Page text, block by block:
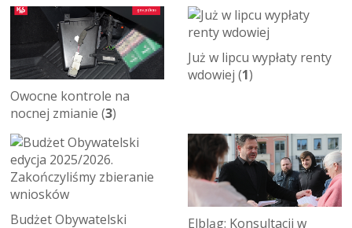
Owocne kontrole na
nocnej zmianie (3)
Już w lipcu wypłaty renty
wdowiej (1)
Budżet Obywatelski
Elbląg: Konsultacji w